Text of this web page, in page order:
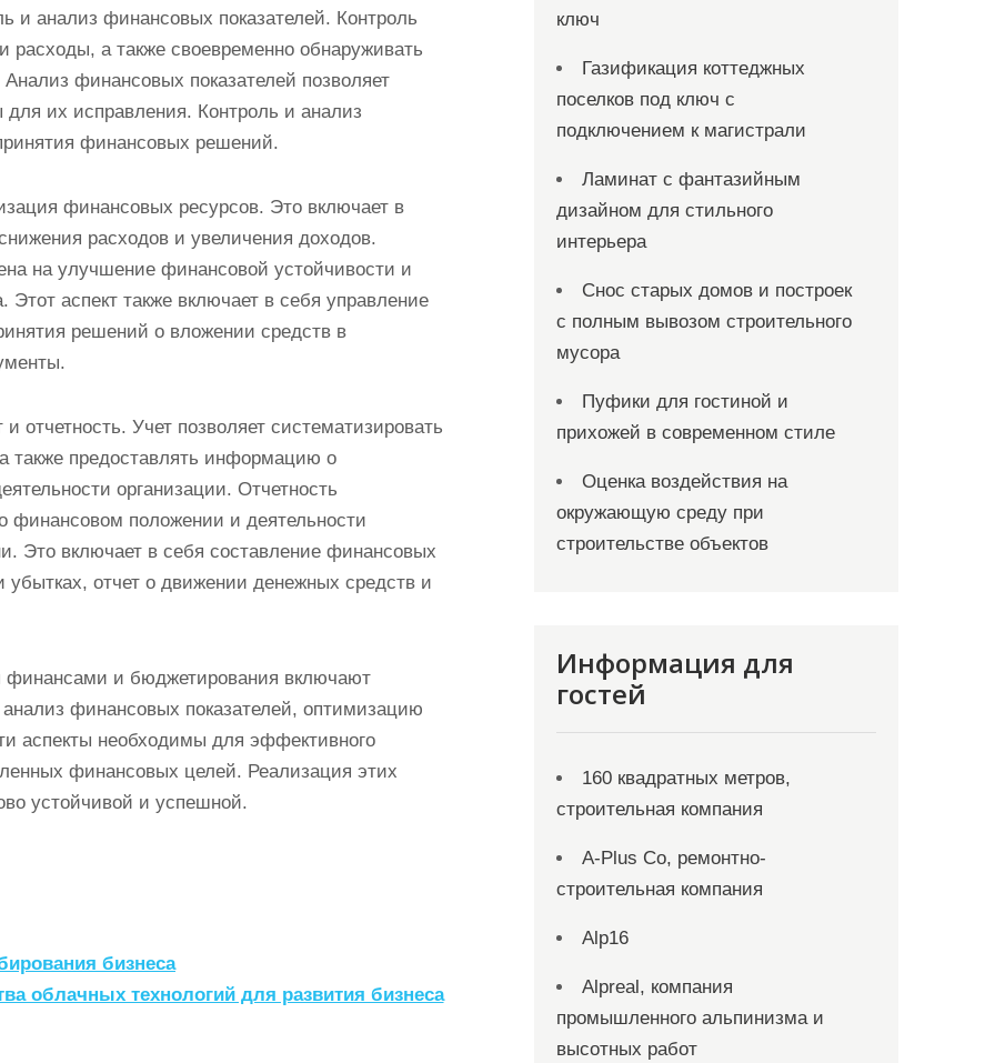
и анализ финансовых показателей. Контроль
расходы, а также своевременно обнаруживать
финансовых показателей позволяет
их исправления. Контроль и анализ
финансовых решений.
финансовых ресурсов. Это включает в
расходов и увеличения доходов.
на улучшение финансовой устойчивости и
аспект также включает в себя управление
решений о вложении средств в
отчетность. Учет позволяет систематизировать
также предоставлять информацию о
организации. Отчетность
финансовом положении и деятельности
Это включает в себя составление финансовых
убытках, отчет о движении денежных средств и
финансами и бюджетирования включают
финансовых показателей, оптимизацию
аспекты необходимы для эффективного
финансовых целей. Реализация этих
устойчивой и успешной.
бизнеса
облачных технологий для развития бизнеса
ключ
Газификация коттеджных
поселков под ключ с
подключением к магистрали
Ламинат с фантазийным
дизайном для стильного
интерьера
Снос старых домов и построек
с полным вывозом строительного
мусора
Пуфики для гостиной и
прихожей в современном стиле
Оценка воздействия на
окружающую среду при
строительстве объектов
Информация для
гостей
160 квадратных метров,
строительная компания
A-Plus Co, ремонтно-
строительная компания
Alp16
Alpreal, компания
промышленного альпинизма и
высотных работ